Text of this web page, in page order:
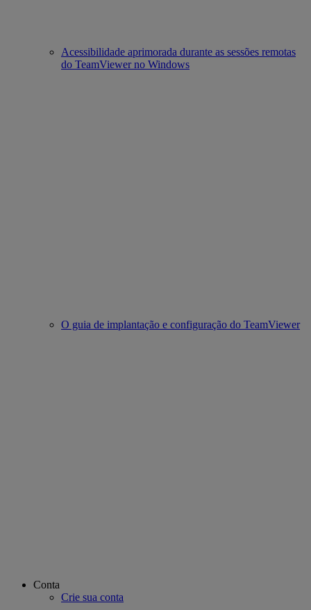
Acessibilidade aprimorada durante as sessões remotas
do TeamViewer no Windows
O guia de implantação e configuração do TeamViewer
Conta
Crie sua conta